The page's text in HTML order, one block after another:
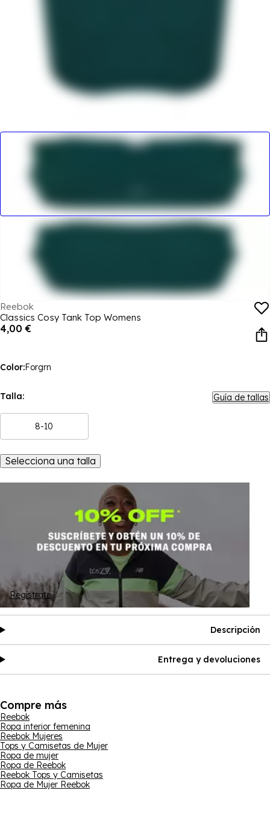
Reebok
Classics Cosy Tank Top Womens
4,00 €
Color:Forgrn
Talla: Guía de tallas
8-10
Selecciona una talla
Regístrate
Descripción
Entrega y devoluciones
Compre más
Reebok
Ropa interior femenina
Reebok Mujeres
Tops y Camisetas de Mujer
Ropa de mujer
Ropa de Reebok
Reebok Tops y Camisetas
Ropa de Mujer Reebok